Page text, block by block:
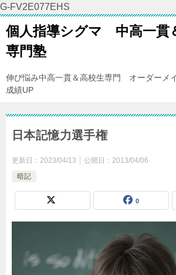
G-FV2E077EHS
個人指導シグマ 中高一貫
専門塾
伸び悩み中高一貫＆高校生専門 オーダーメ
成績UP
日本記憶力選手権
更新日： 2023/04/13 公開日： 2013/04/06
暗記
0